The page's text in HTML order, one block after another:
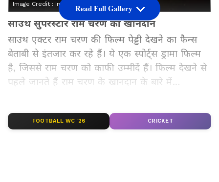
Image Credit : Instagram\chatgpt
साउथ सुपरस्टार राम चरण का खानदान
साउथ एक्टर राम चरण की फिल्म पेड्डी देखने का फैन्स
बेताबी से इंतजार कर रहे हैं। ये एक स्पोर्ट्स ड्रामा फिल्म
है, जिससे राम चरण को काफी उम्मीदें हैं। फिल्म देखने से
पहले जानते हैं राम चरण के खानदान के बारे में…
Add Asianetnews Hindi as a Preferred
Source
Read Full Gallery
FOOTBALL WC '26 CRICKET